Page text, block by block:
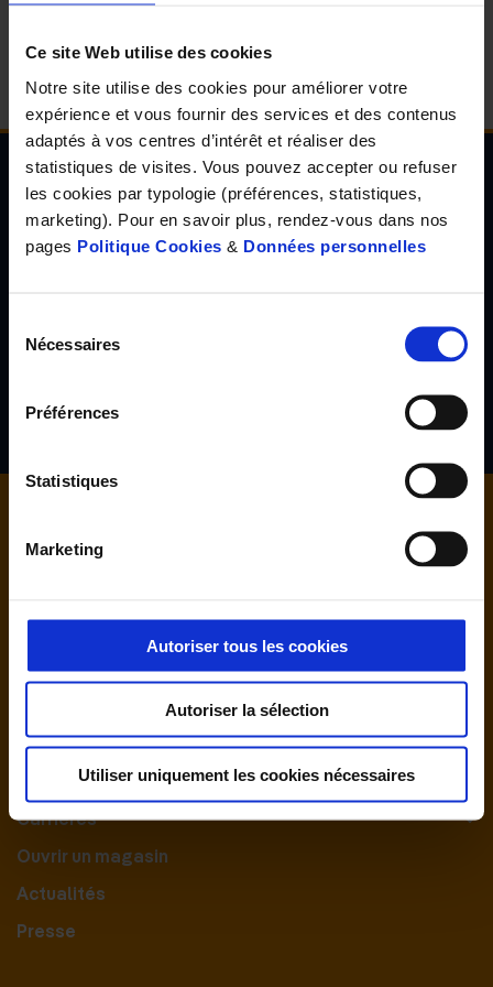
Ce site Web utilise des cookies
Notre site utilise des cookies pour améliorer votre
expérience et vous fournir des services et des contenus
adaptés à vos centres d’intérêt et réaliser des
statistiques de visites. Vous pouvez accepter ou refuser
les cookies par typologie (préférences, statistiques,
marketing). Pour en savoir plus, rendez-vous dans nos
pages Politique Cookies & Données personnelles
Nécessaires
Préférences
Statistiques
Marketing
Autoriser tous les cookies
Autoriser la sélection
Utiliser uniquement les cookies nécessaires
Nous contacter
Le Groupement
Nos engagements
Carrières
Ouvrir un magasin
Actualités
Presse
Newsletter de l'Observatoire de la santé Visuelle
et Auditive